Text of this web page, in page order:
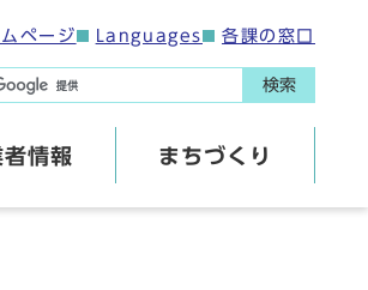
ページ Languages 各課の窓口
検索
者情報 まちづくり